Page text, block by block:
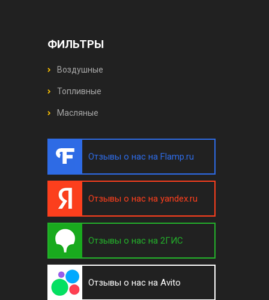
ФИЛЬТРЫ
Воздушные
Топливные
Масляные
Отзывы о нас на Flamp.ru
Отзывы о нас на yandex.ru
Отзывы о нас на 2ГИС
Отзывы о нас на Avito